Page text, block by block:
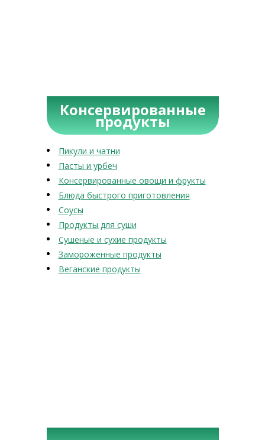
Консервированные
продукты
Пикули и чатни
Пасты и урбеч
Консервированные овощи и фрукты
Блюда быстрого приготовления
Соусы
Продукты для суши
Сушеные и сухие продукты
Замороженные продукты
Веганские продукты